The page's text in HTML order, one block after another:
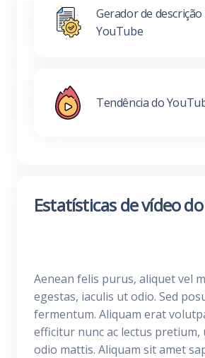
Gerador de descrição
YouTube
Tendência do
Estatísticas de vídeo
Aenean felis purus, aliquet vel
egestas, iaculis ut odio. Sed
fermentum. Aliquam erat
efficitur nunc ac lectus pretium,
odio mattis. Aliquam sit amet